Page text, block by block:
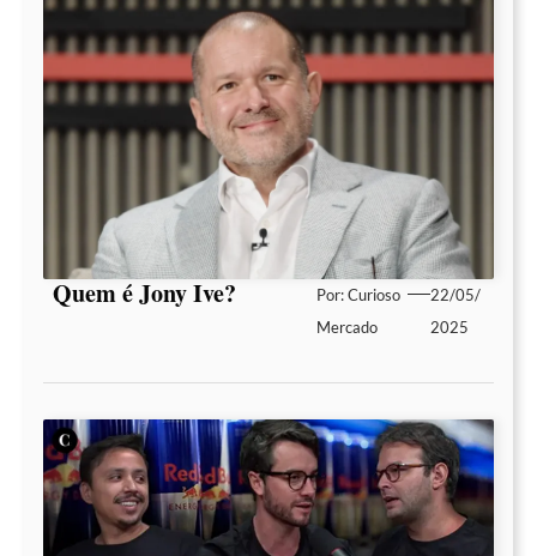
Quem é Jony Ive? Por:Curioso
Mercado
22/05/
2025